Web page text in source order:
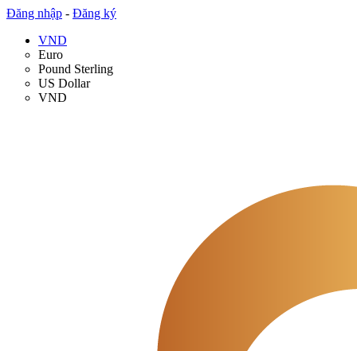
Đăng nhập - Đăng ký
VND
Euro
Pound Sterling
US Dollar
VND